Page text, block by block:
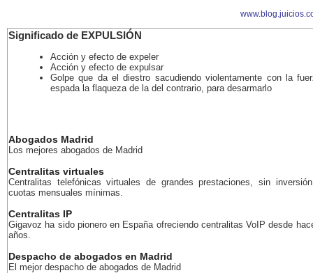
Significado de EXPULSIÓN
Acción y efecto de expeler
Acción y efecto de expulsar
Golpe que da el diestro sacudiendo violentamente con la
espada la flaqueza de la del contrario, para desarmarlo
Abogados Madrid
Los mejores abogados de Madrid
Centralitas virtuales
Centralitas telefónicas virtuales de grandes prestaciones, sin
cuotas mensuales mínimas.
Centralitas IP
Gigavoz ha sido pionero en España ofreciendo centralitas VoIP desde
años.
Despacho de abogados en Madrid
El mejor despacho de abogados de Madrid